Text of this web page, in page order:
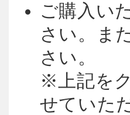
ご購入い
さい。ま
さい。
※上記を
せていた